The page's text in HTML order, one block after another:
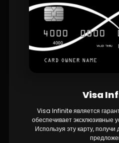
Visa
Visa Infinite является
обеспечивает эксклюзивные
Используя эту карту,